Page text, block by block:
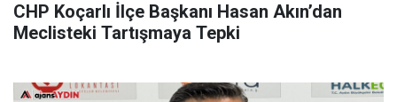
CHP Koçarlı İlçe Başkanı Hasan Akın’dan
Meclisteki Tartışmaya Tepki